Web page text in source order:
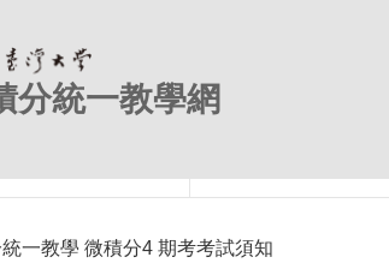
分統一教學網
一教學 微積分4 期考考試須知